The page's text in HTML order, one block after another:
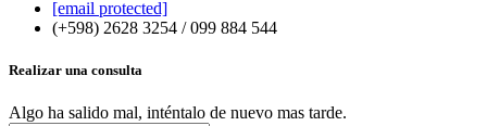
[email protected]
(+598) 2628 3254 / 099 884 544
Realizar una consulta
Algo ha salido mal, inténtalo de nuevo mas tarde.